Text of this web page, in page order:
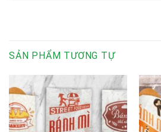
SẢN PHẨM TƯƠNG TỰ